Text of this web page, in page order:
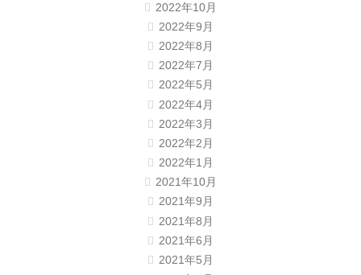
2022年10月
2022年9月
2022年8月
2022年7月
2022年5月
2022年4月
2022年3月
2022年2月
2022年1月
2021年10月
2021年9月
2021年8月
2021年6月
2021年5月